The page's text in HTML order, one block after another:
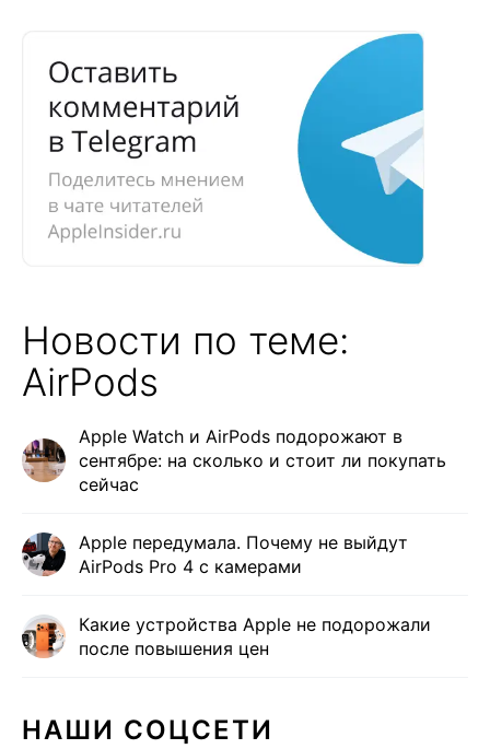
Новости по теме:
AirPods
Apple Watch и AirPods подорожают в
сентябре: на сколько и стоит ли покупать
сейчас
Apple передумала. Почему не выйдут
AirPods Pro 4 с камерами
Какие устройства Apple не подорожали
после повышения цен
НАШИ СОЦСЕТИ